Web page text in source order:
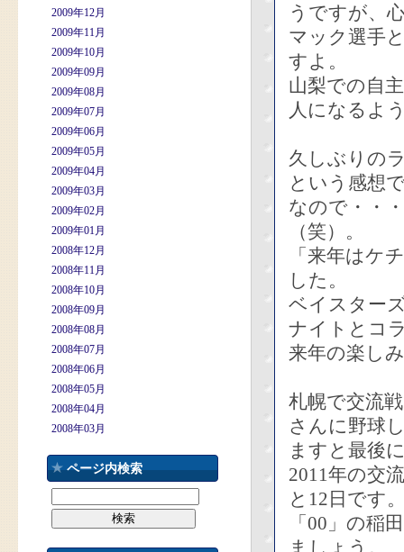
2009年12月
2009年11月
2009年10月
2009年09月
2009年08月
2009年07月
2009年06月
2009年05月
2009年04月
2009年03月
2009年02月
2009年01月
2008年12月
2008年11月
2008年10月
2008年09月
2008年08月
2008年07月
2008年06月
2008年05月
2008年04月
2008年03月
ページ内検索
うですが、
マック選手
すよ。
山梨での自
人になるよ
久しぶりの
という感想
なので・・
（笑）。
「来年はケ
した。
ベイスター
ナイトとコ
来年の楽し
札幌で交流
さんに野球
ますと最後
2011年の交
と12日です
「00」の稲
ましょう。